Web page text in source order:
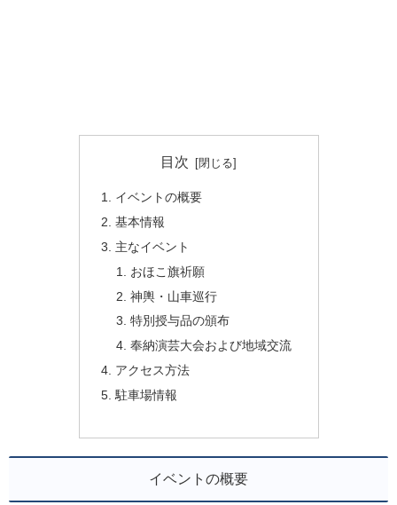
目次
イベントの概要
基本情報
主なイベント
おほこ旗祈願
神輿・山車巡行
特別授与品の頒布
奉納演芸大会および地域交流
アクセス方法
駐車場情報
イベントの概要